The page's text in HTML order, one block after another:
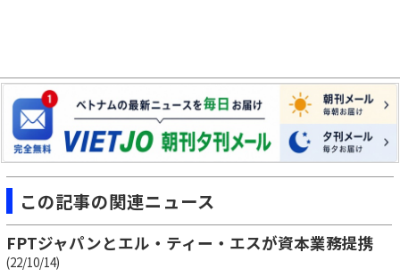
この記事の関連ニュース
FPTジャパンとエル・ティー・エスが資本業務提携
(22/10/14)